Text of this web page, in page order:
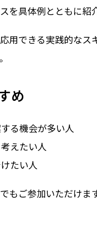
を具体例とともに紹
用できる実践的な
め
る機会が多い人
えたい人
たい人
もご参加いただけます